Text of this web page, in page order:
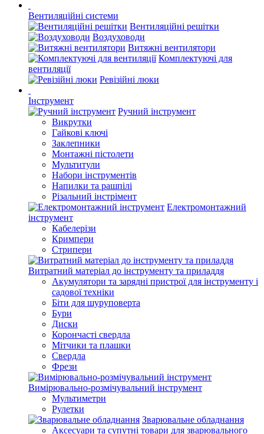
Вентиляційні системи
Вентиляційні решітки
Воздуховоди
Витяжні вентилятори
Комплектуючі для
вентиляції
Ревізійні люки
Інструмент
Ручний інструмент
Викрутки
Гайкові ключі
Заклепники
Монтажні пістолети
Мультитули
Набори інструментів
Напилки та рашпілі
Різальний інстрімент
Електромонтажний
інструмент
Кабелерізи
Кримпери
Стрипери
Витратний матеріал до інструменту та приладдя
Акумулятори та зарядні пристрої для інструменту і
садової техніки
Біти для шуруповерта
Бури
Диски
Корончасті свердла
Мітчики та плашки
Свердла
Фрези
Вимірювально-розмічувальний інструмент
Мультиметри
Рулетки
Зварювальне обладнання
Аксесуари та супутні товари для зварювального